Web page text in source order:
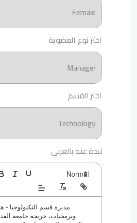
اختر نوع العضوية
اختر القسم
نبذة عنه بالعربي